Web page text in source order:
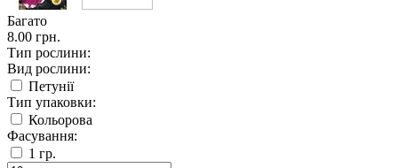
Багато
8.00 грн.
Тип рослини:
Вид рослини:
Петунії
Тип упаковки:
Кольорова
Фасування:
1 гр.